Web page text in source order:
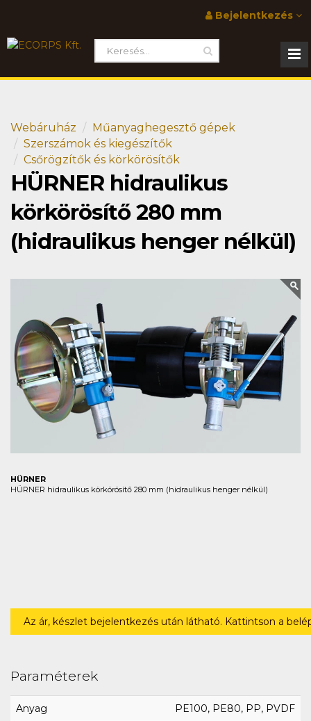
Bejelentkezés
Webáruház
Műanyaghegesztő gépek
Szerszámok és kiegészítők
Csőrögzítők és körkörösítők
HÜRNER hidraulikus
körkörösítő 280 mm
(hidraulikus henger nélkül)
HÜRNER
HÜRNER hidraulikus körkörösítő 280 mm (hidraulikus henger nélkül)
Az ár, készlet bejelentkezés után látható. Kattintson a
Paraméterek
Anyag PE100, PE80, PP, PVDF